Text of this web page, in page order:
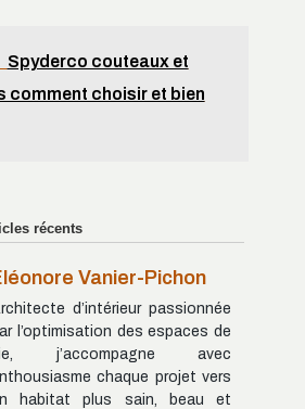
Spyderco couteaux et
comment choisir et bien
récents
Vanier-Pichon
d’intérieur passionnée
l’optimisation des espaces de
j’accompagne avec
chaque projet vers
habitat plus sain, beau et